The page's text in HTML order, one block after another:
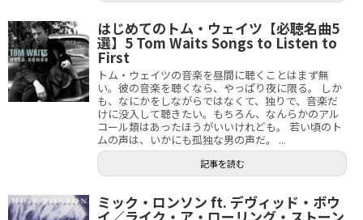
はじめてのトム・ウェイツ【必聴名曲5
選】5 Tom Waits Songs to Listen to
First
トム・ウェイツの音楽を昼間に聴くことはまず無
い。彼の音楽を聴くなら、やっぱり夜に限る。 しか
も、なにかをしながらではなくて、独りで、音楽だ
けに没入して聴きたい。もちろん、なんらかのアル
コール類はあったほうがいいけれども。 若い頃のト
ムの声は、いかにも孤独な男の声だ。 ...
記事を読む
ミック・ロンソン ft. デヴィッド・ボウ
イ／ライク・ア・ローリング・ストーン